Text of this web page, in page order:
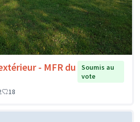
- MFR du
Soumis au
vote
18